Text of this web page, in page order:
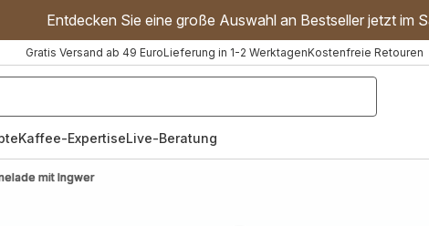
Entdecken Sie eine große Auswahl an Bestseller jetzt im
Gratis Versand ab 49 EuroLieferung in 1-2 WerktagenKostenfreie Retouren
Kaffee-ExpertiseLive-Beratung
mit Ingwer